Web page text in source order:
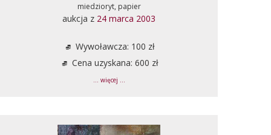
miedzioryt, papier
aukcja z 24 marca 2003
Wywoławcza: 100 zł
Cena uzyskana: 600 zł
... więcej ...